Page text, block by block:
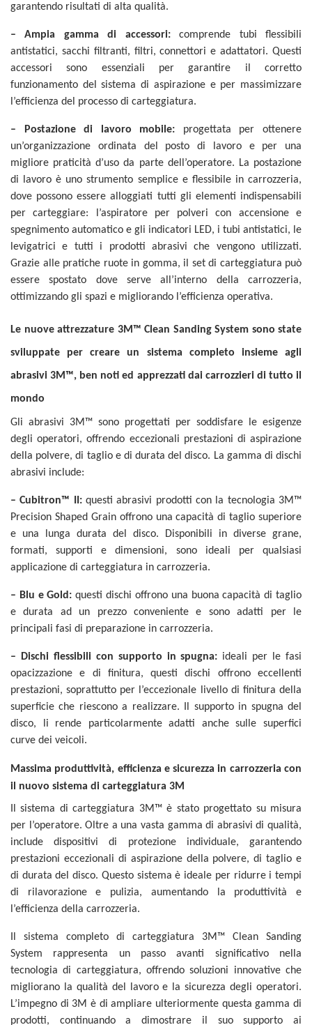
garantendo risultati di alta qualità.
– Ampia gamma di accessori:comprende tubi flessibili
antistatici, sacchi filtranti, filtri, connettori e adattatori. Questi
accessori sono essenziali per garantire il corretto
funzionamento del sistema di aspirazione e per massimizzare
l’efficienza del processo di carteggiatura.
– Postazione di lavoro mobile: progettata per ottenere
un’organizzazione ordinata del posto di lavoro e per una
migliore praticità d’uso da parte dell’operatore. La postazione
di lavoro è uno strumento semplice e flessibile in carrozzeria,
dove possono essere alloggiati tutti gli elementi indispensabili
per carteggiare: l’aspiratore per polveri con accensione e
spegnimento automatico e gli indicatori LED, i tubi antistatici, le
levigatrici e tutti i prodotti abrasivi che vengono utilizzati.
Grazie alle pratiche ruote in gomma, il set di carteggiatura può
essere spostato dove serve all’interno della carrozzeria,
ottimizzando gli spazi e migliorando l’efficienza operativa.
Le nuove attrezzature 3M™ Clean Sanding System sono state
sviluppate per creare un sistema completo insieme agli
abrasivi 3M™, ben noti ed apprezzati dai carrozzieri di tutto il
mondo
Gli abrasivi 3M™ sono progettati per soddisfare le esigenze
degli operatori, offrendo eccezionali prestazioni di aspirazione
della polvere, di taglio e di durata del disco. La gamma di dischi
abrasivi include:
– Cubitron™ II:questi abrasivi prodotti con la tecnologia 3M™
Precision Shaped Grain offrono una capacità di taglio superiore
e una lunga durata del disco. Disponibili in diverse grane,
formati, supporti e dimensioni, sono ideali per qualsiasi
applicazione di carteggiatura in carrozzeria.
– Blu e Gold: questi dischi offrono una buona capacità di taglio
e durata ad un prezzo conveniente e sono adatti per le
principali fasi di preparazione in carrozzeria.
– Dischi flessibili con supporto in spugna: ideali per le fasi
opacizzazione e di finitura, questi dischi offrono eccellenti
prestazioni, soprattutto per l’eccezionale livello di finitura della
superficie che riescono a realizzare. Il supporto in spugna del
disco, li rende particolarmente adatti anche sulle superfici
curve dei veicoli.
Massima produttività, efficienza e sicurezza in carrozzeria con
il nuovo sistema di carteggiatura 3M
Il sistema di carteggiatura 3M™ è stato progettato su misura
per l’operatore. Oltre a una vasta gamma di abrasivi di qualità,
include dispositivi di protezione individuale, garantendo
prestazioni eccezionali di aspirazione della polvere, di taglio e
di durata del disco. Questo sistema è ideale per ridurre i tempi
di rilavorazione e pulizia, aumentando la produttività e
l’efficienza della carrozzeria.
Il sistema completo di carteggiatura 3M™ Clean Sanding
System rappresenta un passo avanti significativo nella
tecnologia di carteggiatura, offrendo soluzioni innovative che
migliorano la qualità del lavoro e la sicurezza degli operatori.
L’impegno di 3M è di ampliare ulteriormente questa gamma di
prodotti, continuando a dimostrare il suo supporto ai